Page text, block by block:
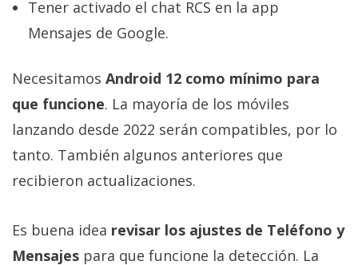
Tener activado el chat RCS en la app
Mensajes de Google.
Necesitamos Android 12 como mínimo para
que funcione. La mayoría de los móviles
lanzando desde 2022 serán compatibles, por lo
tanto. También algunos anteriores que
recibieron actualizaciones.
Es buena idea revisar los ajustes de Teléfono y
Mensajes para que funcione la detección. La